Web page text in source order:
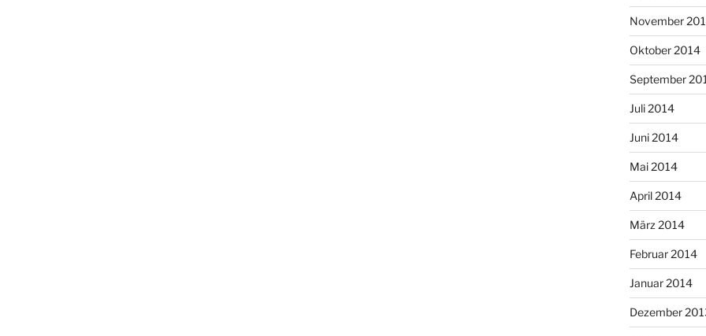
November
Oktober 2014
September
Juli 2014
Juni 2014
Mai 2014
April 2014
März 2014
Februar 2014
Januar 2014
Dezember